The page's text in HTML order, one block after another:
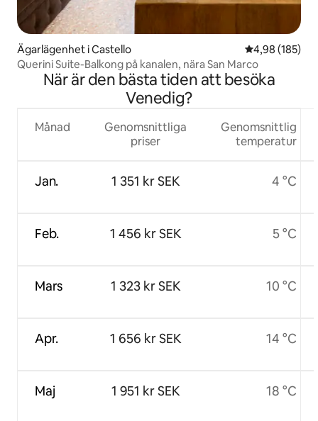
Ägarlägenhet i Castello 4,98 av 5 i
4,98 (185)
Querini Suite-Balkong på kanalen, nära San Marco
När är den bästa tiden att besöka
Venedig?
Månad
Jan.
Feb.
Mars
Apr.
Maj
Genomsnittliga
priser
1 351 kr SEK
1 456 kr SEK
1 323 kr SEK
1 656 kr SEK
1 951 kr SEK
Genomsnittlig
temperatur
4 °C
5 °C
10 °C
14 °C
18 °C